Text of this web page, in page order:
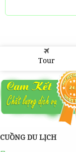
Tour
CUỒNG DU LỊCH